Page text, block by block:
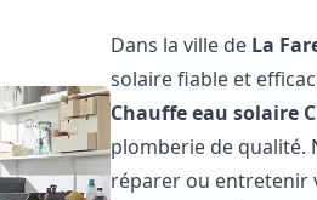
Dans la ville de La
solaire fiable et
Chauffe eau solaire
plomberie de qualité.
réparer ou entretenir